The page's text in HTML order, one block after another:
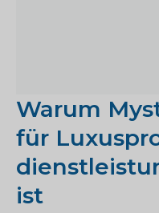
Warum
für
ist